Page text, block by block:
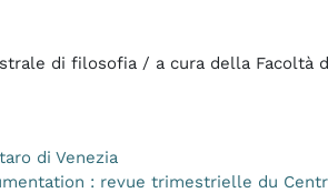
di filosofia / a cura della Facoltà
di Venezia
: revue trimestrielle du